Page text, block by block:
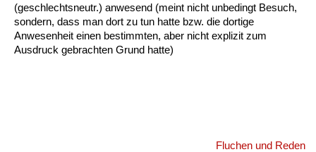
(geschlechtsneutr.) anwesend (meint nicht unbedingt Besuch,
sondern, dass man dort zu tun hatte bzw. die dortige
Anwesenheit einen bestimmten, aber nicht explizit zum
Ausdruck gebrachten Grund hatte)
Fluchen und Reden